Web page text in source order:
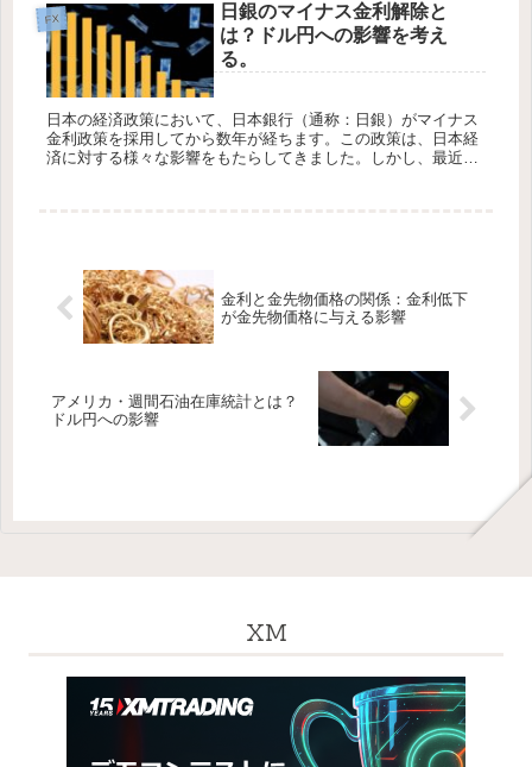
FX
日銀のマイナス金利解除と
は？ドル円への影響を考え
る。
日本の経済政策において、日本銀行（通称：日銀）がマイナス
金利政策を採用してから数年が経ちます。この政策は、日本経
済に対する様々な影響をもたらしてきました。しかし、最近に
金利と金先物価格の関係：金利低下
が金先物価格に与える影響
アメリカ・週間石油在庫統計とは？
ドル円への影響
XM